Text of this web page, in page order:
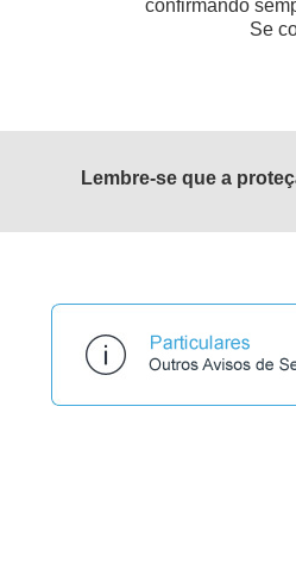
confirmando
Se
Lembre-se que a